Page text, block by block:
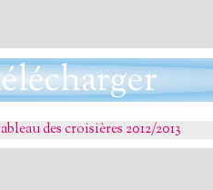
des croisières 2012/2013